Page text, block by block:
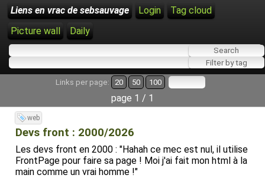
Liens en vrac de sebsauvage Login
Tag cloud
Picture wall
Daily
Links per page: 20 50 100
page 1 / 1
web
Devs front : 2000/2026
Les devs front en 2000 : "Hahah ce mec est nul, il utilise
FrontPage pour faire sa page ! Moi j'ai fait mon html à la
main comme un vrai homme !"